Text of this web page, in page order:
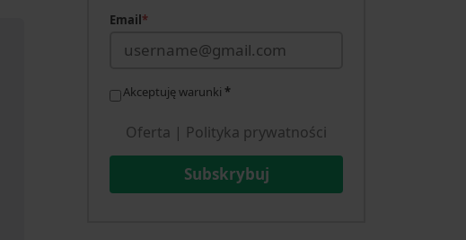
Email*
Akceptuję warunki *
Oferta | Polityka prywatności
Subskrybuj